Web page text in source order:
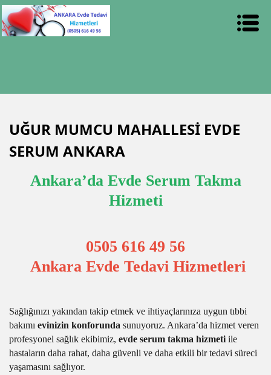
UĞUR MUMCU MAHALLESİ EVDE
SERUM ANKARA
Ankara’da Evde Serum Takma
Hizmeti
0505 616 49 56
Ankara Evde Tedavi Hizmetleri
Sağlığınızı yakından takip etmek ve ihtiyaçlarınıza uygun tıbbi
bakımı evinizin konforunda sunuyoruz. Ankara’da hizmet veren
profesyonel sağlık ekibimiz, evde serum takma hizmeti ile
hastaların daha rahat, daha güvenli ve daha etkili bir tedavi süreci
yaşamasını sağlıyor.